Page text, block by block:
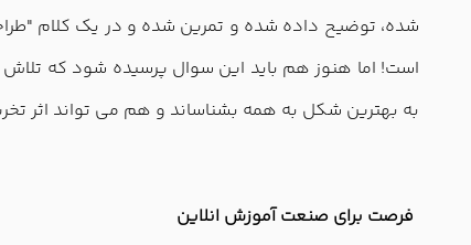
شده، توضیح داده شده و تمرین شده و در یک کلام
است! اما هنوز هم باید این سوال پرسیده شود که
به بهترین شکل به همه بشناساند و هم می تواند اثر
فرصت برای صنعت آموزش انلاین